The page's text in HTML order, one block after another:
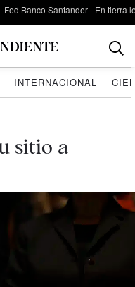
Fed Banco Santander En tierra
INTERNACIONAL
sitio a